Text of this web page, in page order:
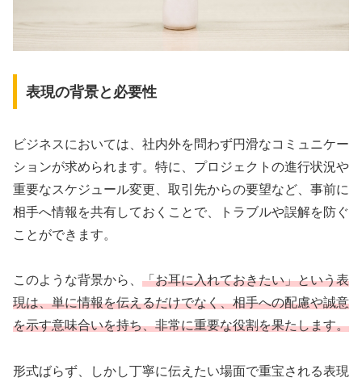
表現の背景と必要性
ビジネスにおいては、社内外を問わず円滑なコミュニケー
ションが求められます。特に、プロジェクトの進行状況や
重要なスケジュール変更、取引先からの要望など、事前に
相手へ情報を共有しておくことで、トラブルや誤解を防ぐ
ことができます。
このような背景から、 「お耳に入れておきたい」という表
現は、単に情報を伝えるだけでなく、相手への配慮や誠意
を示す意味合いを持ち、非常に重要な役割を果たします。
形式ばらず、しかし丁寧に伝えたい場面で重宝される表現